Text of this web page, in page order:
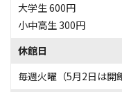
大学生 600円
小中高生 300円
休館日
毎週火曜（5月2日は開